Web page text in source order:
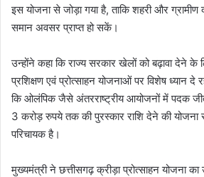
इस योजना से जोड़ा गया है, ताकि शहरी और ग्रामीण
समान अवसर प्राप्त हो सकें।
उन्होंने कहा कि राज्य सरकार खेलों को बढ़ावा देने के
प्रशिक्षण एवं प्रोत्साहन योजनाओं पर विशेष ध्यान दे
कि ओलंपिक जैसे अंतरराष्ट्रीय आयोजनों में पदक
3 करोड़ रुपये तक की पुरस्कार राशि देने की योजना
परिचायक है।
मुख्यमंत्री ने छत्तीसगढ़ क्रीड़ा प्रोत्साहन योजना